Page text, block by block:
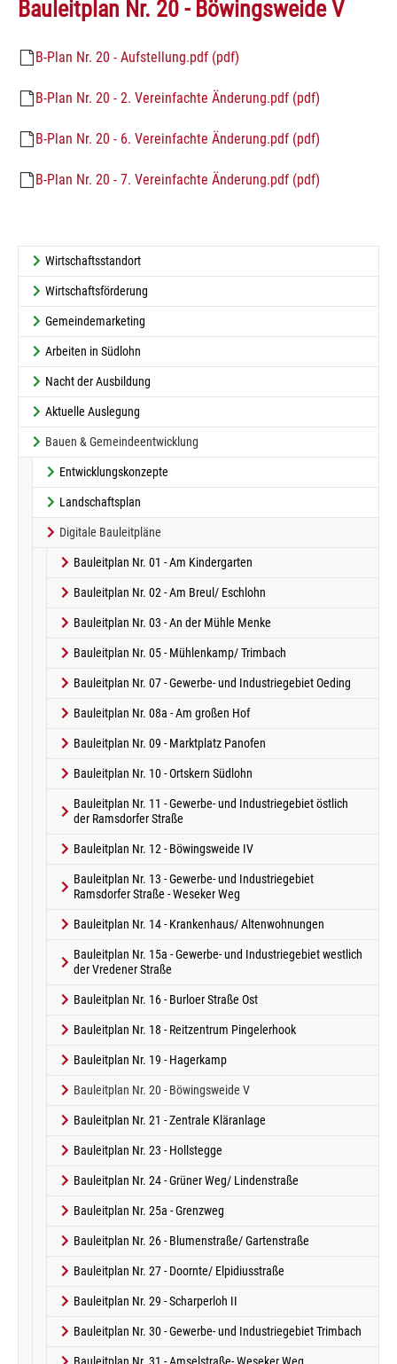
Bauleitplan Nr. 20 - Böwingsweide V
B-Plan Nr. 20 - Aufstellung.pdf (pdf)
B-Plan Nr. 20 - 2. Vereinfachte Änderung.pdf (pdf)
B-Plan Nr. 20 - 6. Vereinfachte Änderung.pdf (pdf)
B-Plan Nr. 20 - 7. Vereinfachte Änderung.pdf (pdf)
Wirtschaftsstandort
Wirtschaftsförderung
Gemeindemarketing
Arbeiten in Südlohn
Nacht der Ausbildung
Aktuelle Auslegung
Bauen & Gemeindeentwicklung
Entwicklungskonzepte
Landschaftsplan
Digitale Bauleitpläne
Bauleitplan Nr. 01 - Am Kindergarten
Bauleitplan Nr. 02 - Am Breul/ Eschlohn
Bauleitplan Nr. 03 - An der Mühle Menke
Bauleitplan Nr. 05 - Mühlenkamp/ Trimbach
Bauleitplan Nr. 07 - Gewerbe- und Industriegebiet Oeding
Bauleitplan Nr. 08a - Am großen Hof
Bauleitplan Nr. 09 - Marktplatz Panofen
Bauleitplan Nr. 10 - Ortskern Südlohn
Bauleitplan Nr. 11 - Gewerbe- und Industriegebiet östlich
der Ramsdorfer Straße
Bauleitplan Nr. 12 - Böwingsweide IV
Bauleitplan Nr. 13 - Gewerbe- und Industriegebiet
Ramsdorfer Straße - Weseker Weg
Bauleitplan Nr. 14 - Krankenhaus/ Altenwohnungen
Bauleitplan Nr. 15a - Gewerbe- und Industriegebiet westlich
der Vredener Straße
Bauleitplan Nr. 16 - Burloer Straße Ost
Bauleitplan Nr. 18 - Reitzentrum Pingelerhook
Bauleitplan Nr. 19 - Hagerkamp
Bauleitplan Nr. 20 - Böwingsweide V(current)
Bauleitplan Nr. 21 - Zentrale Kläranlage
Bauleitplan Nr. 23 - Hollstegge
Bauleitplan Nr. 24 - Grüner Weg/ Lindenstraße
Bauleitplan Nr. 25a - Grenzweg
Bauleitplan Nr. 26 - Blumenstraße/ Gartenstraße
Bauleitplan Nr. 27 - Doornte/ Elpidiusstraße
Bauleitplan Nr. 29 - Scharperloh II
Bauleitplan Nr. 30 - Gewerbe- und Industriegebiet Trimbach